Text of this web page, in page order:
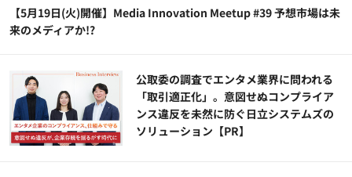
【5月19日(火)開催】Media Innovation Meetup #39 予想市場は未
来のメディアか!?
公​​取委の調査でエンタメ業界に問われる
「取引適正化」。意図せぬコンプライア
ンス違反を未然に防ぐ日立システムズの
ソリューション​【PR】